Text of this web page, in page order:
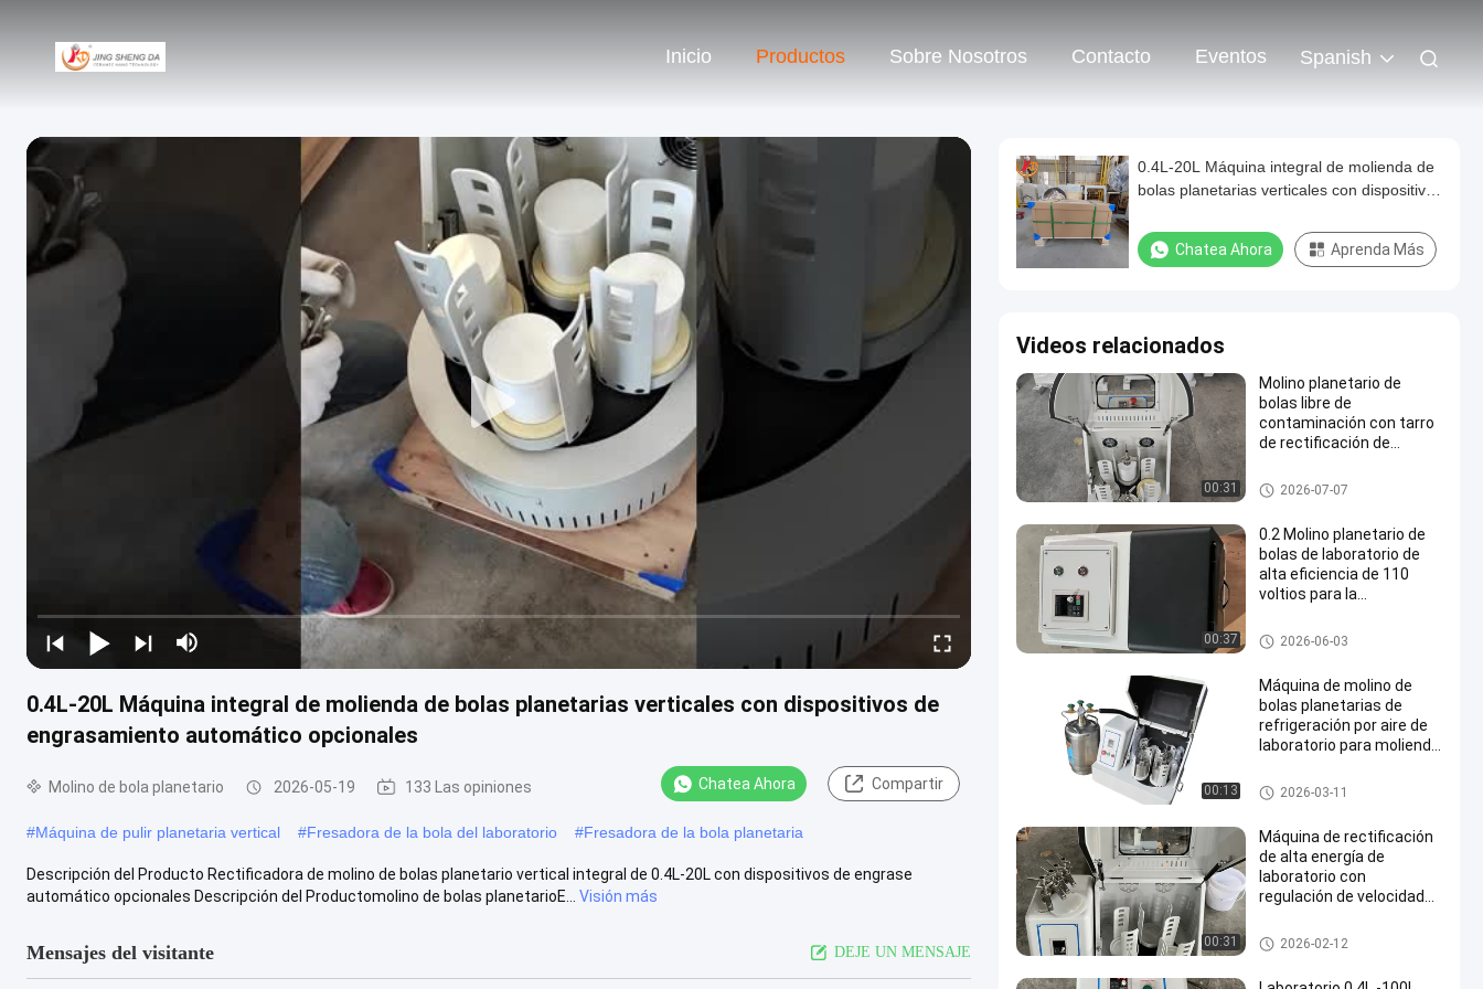
Inicio Productos Sobre Nosotros Contacto Eventos Spanish
0.4L-20L Máquina integral de molienda de bolas planetarias verticales con dispositivos de
engrasamiento automático opcionales
Molino de bola planetario 2026-05-19 133 Las opiniones Chatea Ahora Compartir
#Máquina de pulir planetaria vertical #Fresadora de la bola del laboratorio #Fresadora de la bola planetaria
Descripción del Producto Rectificadora de molino de bolas planetario vertical integral de 0.4L-20L con dispositivos de engrase
automático opcionales Descripción del Productomolino de bolas planetarioE...
Visión más
Mensajes del visitante DEJE UN MENSAJE
0.4L-20L Máquina integral de molienda de
bolas planetarias verticales con dispositivos
Chatea Ahora Aprenda Más
Videos relacionados
00:31
Molino planetario de
bolas libre de
contaminación con tarro
de rectificación de
procesamiento de polvo
de alta pureza
Molino de bola planetario
2026-07-07
00:37
0.2 Molino planetario de
bolas de laboratorio de
alta eficiencia de 110
voltios para la
nanopulveras
Molino de bola planetario
2026-06-03
00:13
Máquina de molino de
bolas planetarias de
refrigeración por aire de
laboratorio para molienda
opcionales de zirconia
Molino de bola planetario
2026-03-11
00:31
Máquina de rectificación
de alta energía de
laboratorio con
regulación de velocidad
Molino de bola planetario
2026-02-12